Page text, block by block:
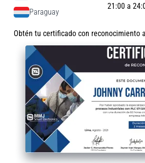
Paraguay
21:00 a
Obtén tu certificado con reconocimiento